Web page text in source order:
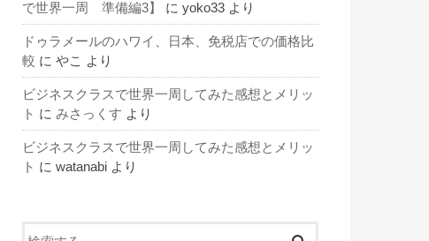
で世界一周 準備編3】
に yoko33 より
ドゥラメールのハワイ、日本、免税店での価格比
較 に やこ より
ビジネスクラスで世界一周してみた感想とメリッ
ト に みさっくす より
ビジネスクラスで世界一周してみた感想とメリッ
ト に watanabi より